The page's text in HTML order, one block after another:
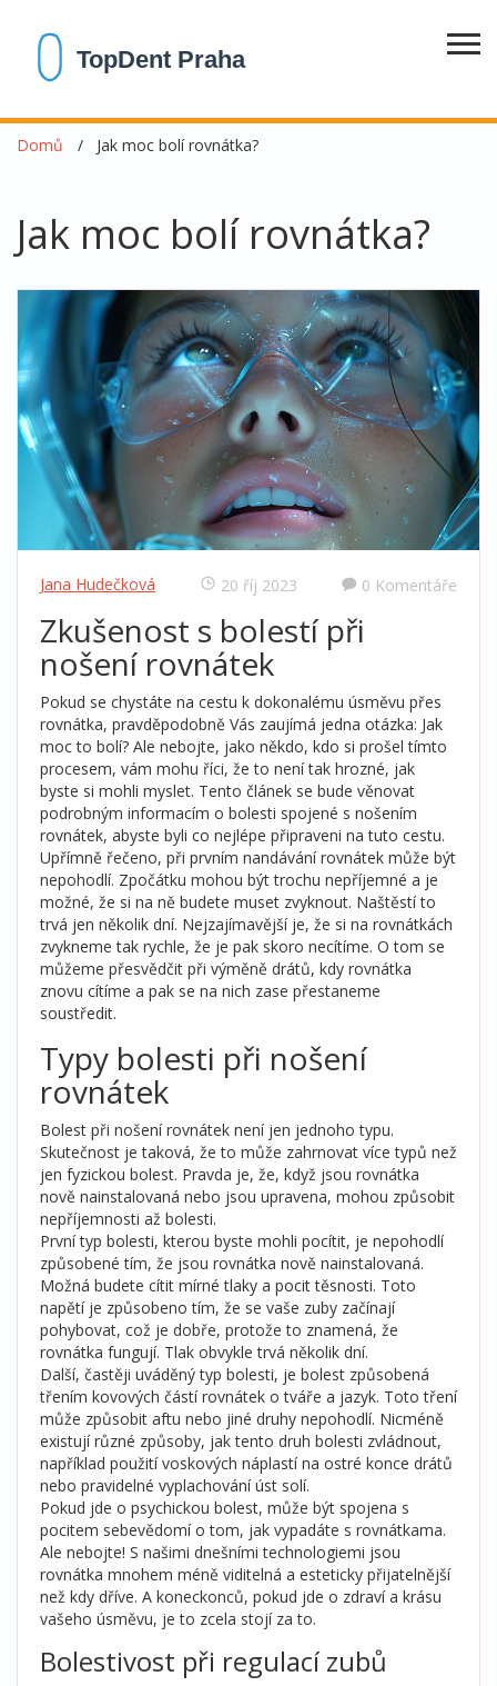
Domů Jak moc bolí rovnátka?
Jak moc bolí rovnátka?
Jana Hudečková 20 říj 2023 0 Komentáře
Zkušenost s bolestí při
nošení rovnátek
Pokud se chystáte na cestu k dokonalému úsměvu přes
rovnátka, pravděpodobně Vás zaujímá jedna otázka: Jak
moc to bolí? Ale nebojte, jako někdo, kdo si prošel tímto
procesem, vám mohu říci, že to není tak hrozné, jak
byste si mohli myslet. Tento článek se bude věnovat
podrobným informacím o bolesti spojené s nošením
rovnátek, abyste byli co nejlépe připraveni na tuto cestu.
Upřímně řečeno, při prvním nandávání rovnátek může být
nepohodlí. Zpočátku mohou být trochu nepříjemné a je
možné, že si na ně budete muset zvyknout. Naštěstí to
trvá jen několik dní. Nejzajímavější je, že si na rovnátkách
zvykneme tak rychle, že je pak skoro necítíme. O tom se
můžeme přesvědčit při výměně drátů, kdy rovnátka
znovu cítíme a pak se na nich zase přestaneme
soustředit.
Typy bolesti při nošení
rovnátek
Bolest při nošení rovnátek není jen jednoho typu.
Skutečnost je taková, že to může zahrnovat více typů než
jen fyzickou bolest. Pravda je, že, když jsou rovnátka
nově nainstalovaná nebo jsou upravena, mohou způsobit
nepříjemnosti až bolesti.
První typ bolesti, kterou byste mohli pocítit, je nepohodlí
způsobené tím, že jsou rovnátka nově nainstalovaná.
Možná budete cítit mírné tlaky a pocit těsnosti. Toto
napětí je způsobeno tím, že se vaše zuby začínají
pohybovat, což je dobře, protože to znamená, že
rovnátka fungují. Tlak obvykle trvá několik dní.
Další, častěji uváděný typ bolesti, je bolest způsobená
třením kovových částí rovnátek o tváře a jazyk. Toto tření
může způsobit aftu nebo jiné druhy nepohodlí. Nicméně
existují různé způsoby, jak tento druh bolesti zvládnout,
například použití voskových náplastí na ostré konce drátů
nebo pravidelné vyplachování úst solí.
Pokud jde o psychickou bolest, může být spojena s
pocitem sebevědomí o tom, jak vypadáte s rovnátkama.
Ale nebojte! S našimi dnešními technologiemi jsou
rovnátka mnohem méně viditelná a esteticky přijatelnější
než kdy dříve. A koneckonců, pokud jde o zdraví a krásu
vašeho úsměvu, je to zcela stojí za to.
Bolestivost při regulací zubů